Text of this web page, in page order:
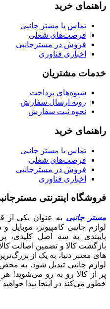
راهنمای خرید
تماس با مستر جانبی
فرصت‌های شغلی
فروش در مسترجانبی
اخباری فناوری
خدمات مشتریان
شیوه‌های پرداخت
رویه ارسال سفارش
نحوه ثبت سفارش
راهنمای خرید
تماس با مستر جانبی
فرصت‌های شغلی
فروش در مسترجانبی
اخباری فناوری
فروشگاه اینترنتی
مستر جانبی به عنوان یکی از
لوازم جانبی کامپیوتر، موبایل
بازگشت کالا و تضمین اصالت
های معتبر دنیا، به یک از
لوازم جانبی تبدیل شود. به
پر از کالا رو به رو می‌شوید!
خطور می‌کند در اینجا پیدا خواهید